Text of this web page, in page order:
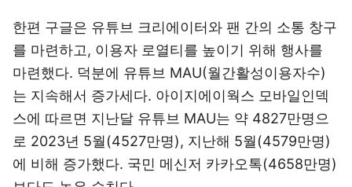
한편 구글은 유튜브 크리에이터와 팬 간의 소통 창구
를 마련하고, 이용자 로열티를 높이기 위해 행사를
마련했다. 덕분에 유튜브 MAU(월간활성이용자수)
는 지속해서 증가세다. 아이지에이웍스 모바일인덱
스에 따르면 지난달 유튜브 MAU는 약 4827만명으
로 2023년 5월(4527만명), 지난해 5월(4579만명)
에 비해 증가했다. 국민 메신저 카카오톡(4658만명)